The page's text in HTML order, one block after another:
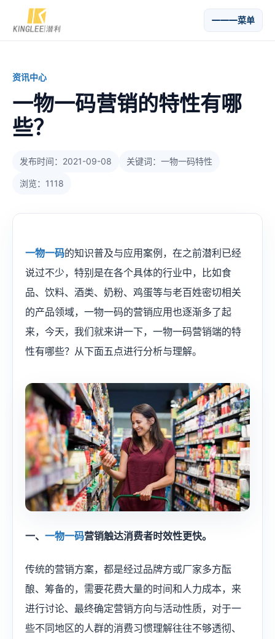
菜单
资讯中心
一物一码营销的特性有哪
些？
发布时间：2021-09-08 关键词：一物一码特性
浏览：1118
一物一码的知识普及与应用案例，在之前潜利已经
说过不少，特别是在各个具体的行业中，比如食
品、饮料、酒类、奶粉、鸡蛋等与老百姓密切相关
的产品领域，一物一码的营销应用也逐渐多了起
来，今天，我们就来讲一下，一物一码营销端的特
性有哪些？从下面五点进行分析与理解。
一、 一物一码营销触达消费者时效性更快。
传统的营销方案，都是经过品牌方或厂家多方酝
酿、筹备的，需要花费大量的时间和人力成本，来
进行讨论、最终确定营销方向与活动性质，对于一
些不同地区的人群的消费习惯理解往往不够透彻、